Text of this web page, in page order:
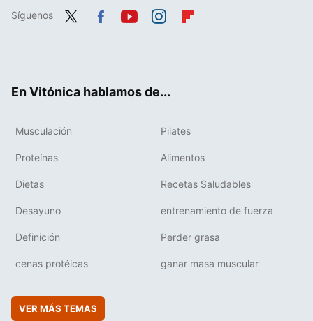
Síguenos
En Vitónica hablamos de...
Musculación Pilates
Proteínas Alimentos
Dietas Recetas Saludables
Desayuno entrenamiento de fuerza
Definición Perder grasa
cenas protéicas ganar masa muscular
VER MÁS TEMAS